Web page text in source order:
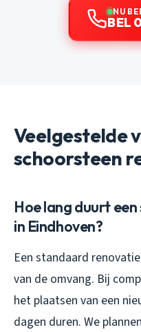
NU
BEL
Veelgestelde
schoorsteen
Hoe lang duurt
in Eindhoven?
Een standaard
van de omvang. Bij
het plaatsen van een
dagen duren. We